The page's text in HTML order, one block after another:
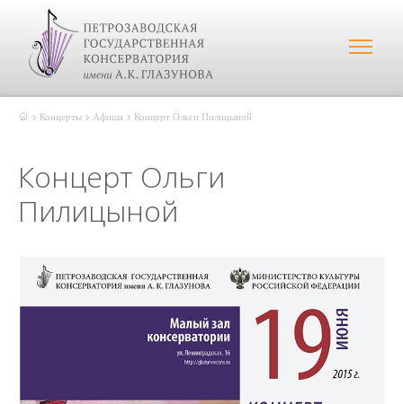
Концерты Афиша Концерт Ольги Пилицыной
Концерт Ольги
Пилицыной